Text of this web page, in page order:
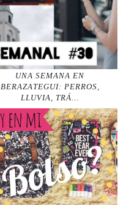
UNA SEMANA EN
BERAZATEGUI: PERROS,
LLUVIA, TRÁ…